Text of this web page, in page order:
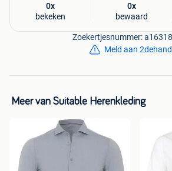
0x
bekeken
0x
bewaard
Zoekertjesnummer:
Meld aan
Meer van Suitable Herenkleding